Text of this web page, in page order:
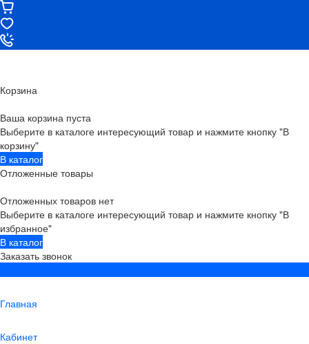
Корзина
Ваша корзина пуста
Выберите в каталоге интересующий товар и нажмите кнопку "В
корзину"
В каталог
Отложенные товары
Отложенных товаров нет
Выберите в каталоге интересующий товар и нажмите кнопку "В
избранное"
В каталог
Заказать звонок
Главная
Кабинет